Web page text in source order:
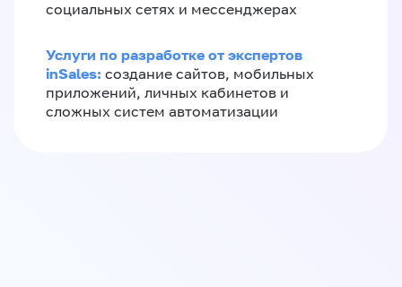
социальных сетях и мессенджерах
Услуги по разработке от экспертов
inSales: создание сайтов, мобильных
приложений, личных кабинетов и
сложных систем автоматизации